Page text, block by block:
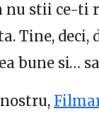
nu stii ce-ti
Tine, deci,
bune si…